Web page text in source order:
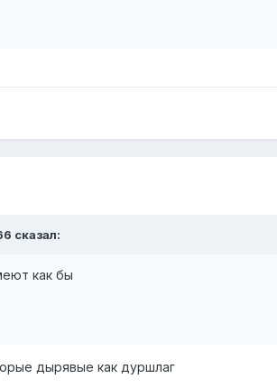
сказал:
как бы
дырявые как дуршлаг